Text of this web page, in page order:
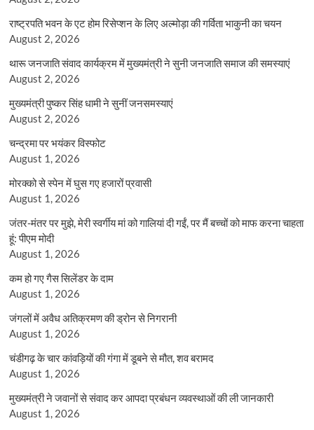
राष्ट्रपति भवन के एट होम रिसेप्शन के लिए अल्मोड़ा की गर्विता भाकुनी का चयन
August 2, 2026
थारू जनजाति संवाद कार्यक्रम में मुख्यमंत्री ने सुनी जनजाति समाज की समस्याएं
August 2, 2026
मुख्यमंत्री पुष्कर सिंह धामी ने सुनीं जनसमस्याएं
August 2, 2026
चन्द्रमा पर भयंकर विस्फोट
August 1, 2026
मोरक्को से स्पेन में घुस गए हजारों प्रवासी
August 1, 2026
जंतर-मंतर पर मुझे, मेरी स्वर्गीय मां को गालियां दी गईं, पर मैं बच्चों को माफ करना चाहता
हूं: पीएम मोदी
August 1, 2026
कम हो गए गैस सिलेंडर के दाम
August 1, 2026
जंगलों में अवैध अतिक्रमण की ड्रोन से निगरानी
August 1, 2026
चंडीगढ़ के चार कांवड़ियों की गंगा में डूबने से मौत, शव बरामद
August 1, 2026
मुख्यमंत्री ने जवानों से संवाद कर आपदा प्रबंधन व्यवस्थाओं की ली जानकारी
August 1, 2026